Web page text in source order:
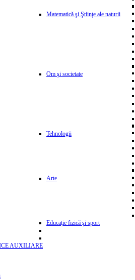
Matematică şi Ştiinţe ale naturii
Om şi societate
Tehnologii
Arte
Educaţie fizică şi sport
AUXILIARE